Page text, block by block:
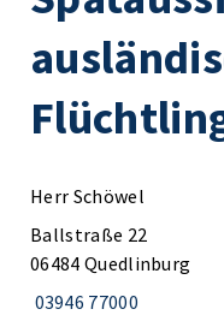
Herr Schöwel
Ballstraße 22
06484 Quedlinburg
03946 77000